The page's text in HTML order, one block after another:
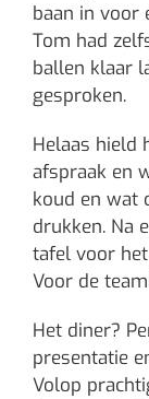
baan in voor
Tom had
ballen klaar
gesproken.
Helaas hield
afspraak en
koud en wat
drukken. Na
tafel voor
Voor de
Het diner?
presentatie
Volop